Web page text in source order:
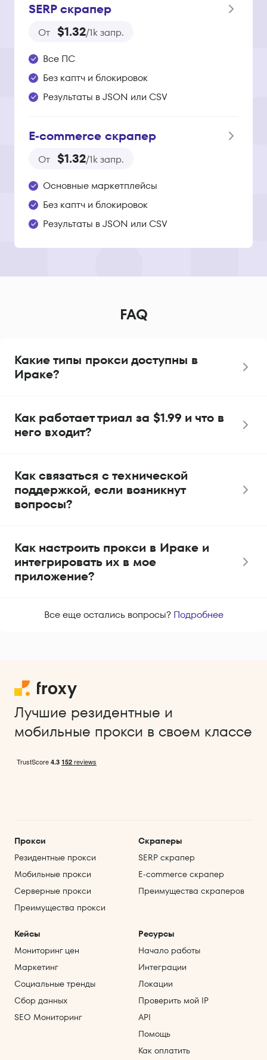
SERP скрапер
От $1.32/1k запр.
Все ПС
Без каптч и блокировок
Результаты в JSON или CSV
E‑commerce скрапер
От $1.32/1k запр.
Основные маркетплейсы
Без каптч и блокировок
Результаты в JSON или CSV
FAQ
Какие типы прокси доступны в
Ираке?
Как работает триал за $1.99 и что в
него входит?
Как связаться с технической
поддержкой, если возникнут
вопросы?
Как настроить прокси в Ираке и
интегрировать их в мое
приложение?
Все еще остались вопросы? Подробнее
Лучшие резидентные и
мобильные прокси в своем классе
Прокси
Резидентные прокси
Мобильные прокси
Серверные прокси
Преимущества прокси
Скраперы
SERP скрапер
E‑commerce скрапер
Преимущества скраперов
Кейсы
Мониторинг цен
Маркетинг
Социальные тренды
Сбор данных
SEO Мониторинг
Ресурсы
Начало работы
Интеграции
Локации
Проверить мой IP
API
Помощь
Как оплатить